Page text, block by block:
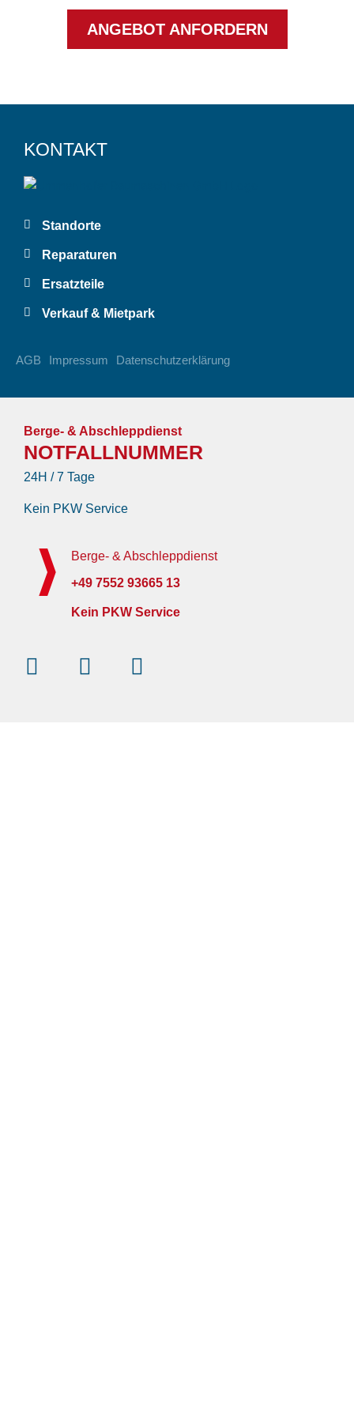
ANGEBOT ANFORDERN
KONTAKT
Standorte
Reparaturen
Ersatzteile
Verkauf & Mietpark
AGB Impressum Datenschutzerklärung
Berge- & Abschleppdienst
NOTFALLNUMMER
24H / 7 Tage
Kein PKW Service
Berge- & Abschleppdienst
+49 7552 93665 13
Kein PKW Service
InstagramFacebook-
f
Youtube